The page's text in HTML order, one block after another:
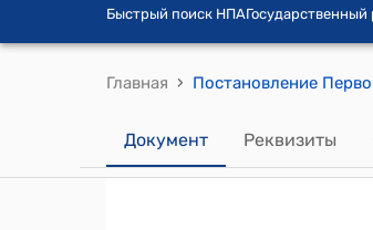
Быстрый поиск НПА
Главная ›
Документ Реквизиты